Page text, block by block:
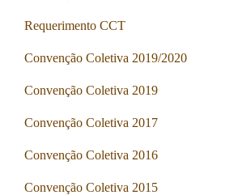
Requerimento CCT
Convenção Coletiva 2019/2020
Convenção Coletiva 2019
Convenção Coletiva 2017
Convenção Coletiva 2016
Convenção Coletiva 2015